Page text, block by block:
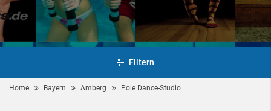
Filtern
Home Bayern Amberg Pole Dance-Studio